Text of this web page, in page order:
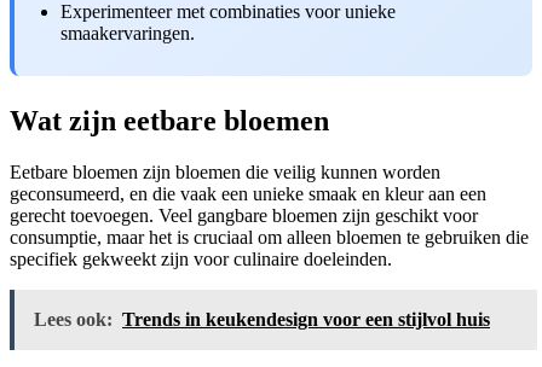
Experimenteer met combinaties voor unieke
smaakervaringen.
Wat zijn eetbare bloemen
Eetbare bloemen zijn bloemen die veilig kunnen worden
geconsumeerd, en die vaak een unieke smaak en kleur aan een
gerecht toevoegen. Veel gangbare bloemen zijn geschikt voor
consumptie, maar het is cruciaal om alleen bloemen te gebruiken die
specifiek gekweekt zijn voor culinaire doeleinden.
Lees ook: Trends in keukendesign voor een stijlvol huis